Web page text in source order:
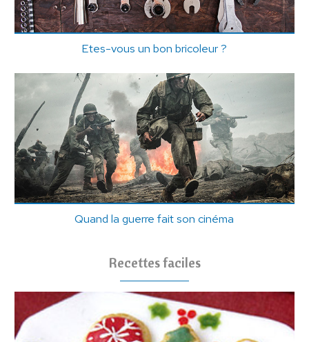
Etes-vous un bon bricoleur ?
Quand la guerre fait son cinéma
Recettes faciles